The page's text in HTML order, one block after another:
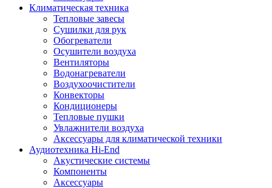
Климатическая техника
Тепловые завесы
Сушилки для рук
Обогреватели
Осушители воздуха
Вентиляторы
Водонагреватели
Воздухоочистители
Конвекторы
Кондиционеры
Тепловые пушки
Увлажнители воздуха
Аксессуары для климатической техники
Аудиотехника Hi-End
Акустические системы
Компоненты
Аксессуары